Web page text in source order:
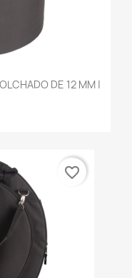
DE 12 MM |
favorite_border